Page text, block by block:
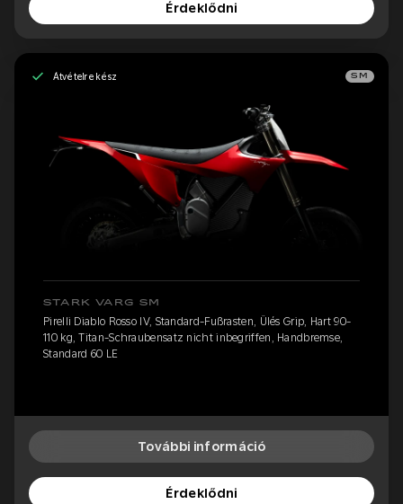
Érdeklődni
Átvételre kész SM
STARK VARG SM
Pirelli Diablo Rosso IV, Standard-Fußrasten, Ülés Grip, Hart 90-
110 kg, Titan-Schraubensatz nicht inbegriffen, Handbremse,
Standard 60 LE
További információ
Érdeklődni